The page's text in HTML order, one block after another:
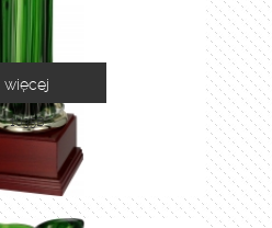
1035B
więcej